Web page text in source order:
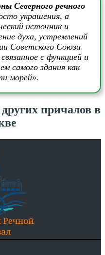
Северного речного
украшения, а
источник и
духа, устремлений
Советского Союза
с функцией и
самого здания как
морей».
причалов в